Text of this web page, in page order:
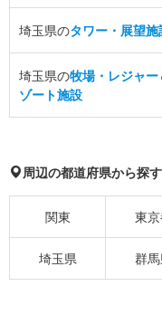
埼玉県のタワー・展望施
埼玉県の牧場・レジャー
ゾート施設
周辺の都道府県から探す
関東 東
埼玉県 群